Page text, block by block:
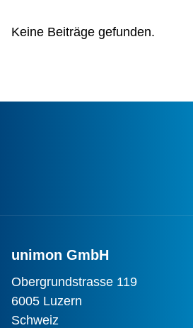
Keine Beiträge gefunden.
unimon GmbH
Obergrundstrasse 119
6005 Luzern
Schweiz